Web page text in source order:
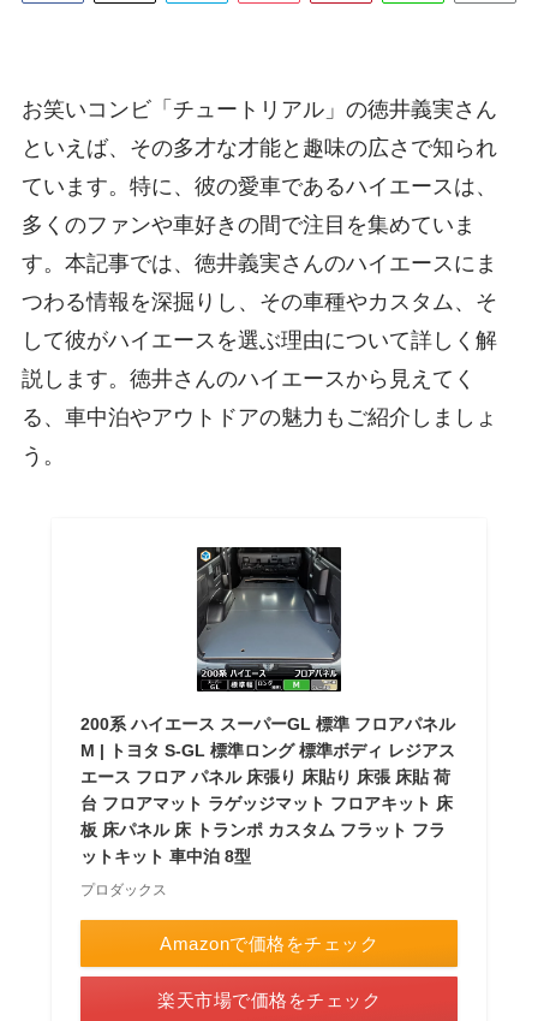
お笑いコンビ「チュートリアル」の徳井義実さん
といえば、その多才な才能と趣味の広さで知られ
ています。特に、彼の愛車であるハイエースは、
多くのファンや車好きの間で注目を集めていま
す。本記事では、徳井義実さんのハイエースにま
つわる情報を深掘りし、その車種やカスタム、そ
して彼がハイエースを選ぶ理由について詳しく解
説します。徳井さんのハイエースから見えてく
る、車中泊やアウトドアの魅力もご紹介しましょ
う。
200系 ハイエース スーパーGL 標準 フロアパネル
M | トヨタ S-GL 標準ロング 標準ボディ レジアス
エース フロア パネル 床張り 床貼り 床張 床貼 荷
台 フロアマット ラゲッジマット フロアキット 床
板 床パネル 床 トランポ カスタム フラット フラ
ットキット 車中泊 8型
プロダックス
Amazonで価格をチェック
楽天市場で価格をチェック